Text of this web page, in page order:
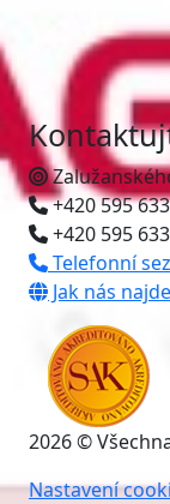
+420 595
+420 595
Telefonní
Jak nás
2026 ©
Nastavení